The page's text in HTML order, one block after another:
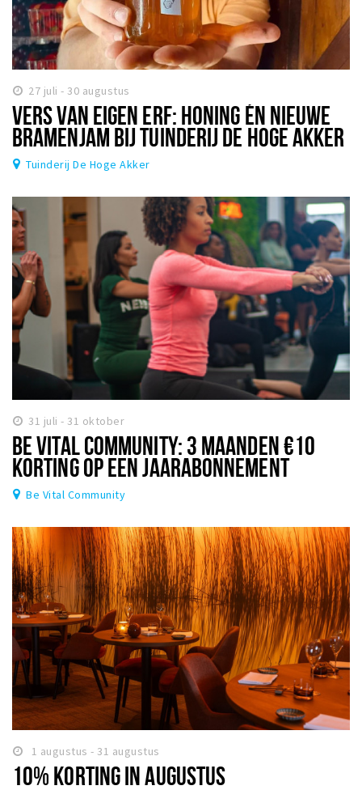
27 juli - 30 augustus
VERS VAN EIGEN ERF: HONING ÉN NIEUWE
BRAMENJAM BIJ TUINDERIJ DE HOGE AKKER
Tuinderij De Hoge Akker
31 juli - 31 oktober
BE VITAL COMMUNITY: 3 MAANDEN €10
KORTING OP EEN JAARABONNEMENT
Be Vital Community
1 augustus - 31 augustus
10% KORTING IN AUGUSTUS